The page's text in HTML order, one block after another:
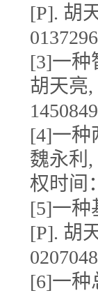
[P]. 胡
[3]一种
胡天亮,
[4]一种
魏永利,
权时间
[5]一种
[P]. 胡
[6]一种